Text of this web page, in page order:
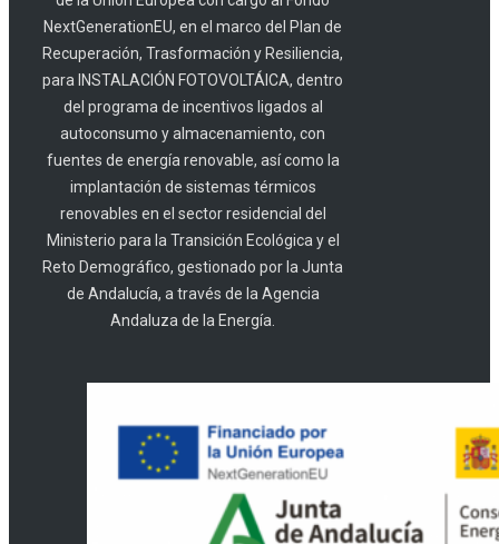
NextGenerationEU, en el marco del Plan de
Recuperación, Trasformación y Resiliencia,
para INSTALACIÓN FOTOVOLTÁICA, dentro
del programa de incentivos ligados al
autoconsumo y almacenamiento, con
fuentes de energía renovable, así como la
implantación de sistemas térmicos
renovables en el sector residencial del
Ministerio para la Transición Ecológica y el
Reto Demográfico, gestionado por la Junta
de Andalucía, a través de la Agencia
Andaluza de la Energía.